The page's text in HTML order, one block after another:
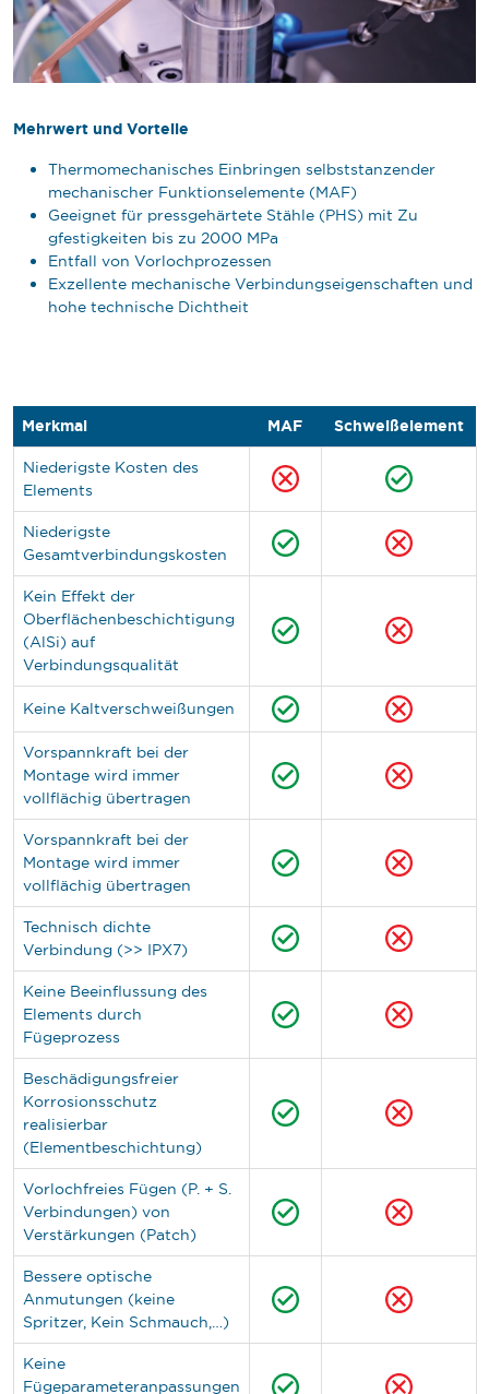
Mehrwert und Vorteile
Thermomechanisches Einbringen selbststanzender
mechanischer Funktionselemente (MAF)
Geeignet für pressgehärtete Stähle (PHS) mit Zu
gfestigkeiten bis zu 2000 MPa
Entfall von Vorlochprozessen
Exzellente mechanische Verbindungseigenschaften und
hohe technische Dichtheit
Merkmal MAF Schweißelement
Niederigste Kosten des
Elements
Niederigste
Gesamtverbindungskosten
Kein Effekt der
Oberflächenbeschichtigung
(AlSi) auf
Verbindungsqualität
Keine Kaltverschweißungen
Vorspannkraft bei der
Montage wird immer
vollflächig übertragen
Vorspannkraft bei der
Montage wird immer
vollflächig übertragen
Technisch dichte
Verbindung (>> IPX7)
Keine Beeinflussung des
Elements durch
Fügeprozess
Beschädigungsfreier
Korrosionsschutz
realisierbar
(Elementbeschichtung)
Vorlochfreies Fügen (P. + S.
Verbindungen) von
Verstärkungen (Patch)
Bessere optische
Anmutungen (keine
Spritzer, Kein Schmauch,…)
Keine
Fügeparameteranpassungen